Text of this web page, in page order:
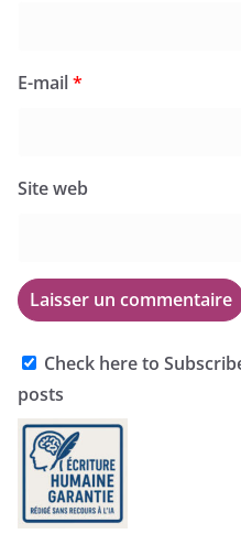
E-mail*
Site web
Check here to
posts